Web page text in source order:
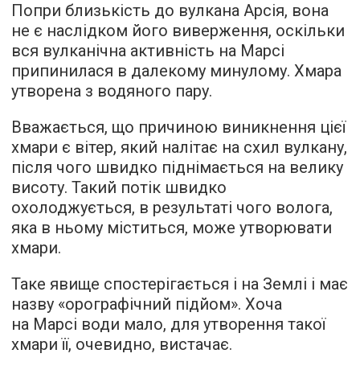
Попри близькість до вулкана Арсія, вона
не є наслідком його виверження, оскільки
вся вулканічна активність на Марсі
припинилася в далекому минулому. Хмара
утворена з водяного пару.
Вважається, що причиною виникнення цієї
хмари є вітер, який налітає на схил вулкану,
після чого швидко піднімається на велику
висоту. Такий потік швидко
охолоджується, в результаті чого волога,
яка в ньому міститься, може утворювати
хмари.
Таке явище спостерігається і на Землі і має
назву «орографічний підйом». Хоча
на Марсі води мало, для утворення такої
хмари її, очевидно, вистачає.